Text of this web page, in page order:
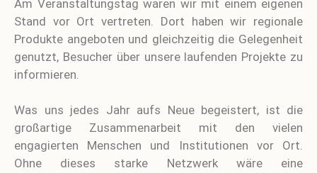
Am Veranstaltungstag waren wir mit einem eigenen
Stand vor Ort vertreten. Dort haben wir regionale
Produkte angeboten und gleichzeitig die Gelegenheit
genutzt, Besucher über unsere laufenden Projekte zu
informieren.
Was uns jedes Jahr aufs Neue begeistert, ist die
großartige Zusammenarbeit mit den vielen
engagierten Menschen und Institutionen vor Ort.
Ohne dieses starke Netzwerk wäre eine